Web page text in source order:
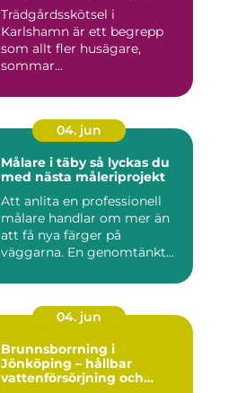
Trädgårdsskötsel i
Karlshamn är ett begrepp
som allt fler husägare,
sommar...
04. jun
Målare i täby så lyckas du
med nästa måleriprojekt
Att anlita en professionell
målare handlar om mer än
att få nya färger på
väggarna. En genomtänkt
04. jun
Brunnsborrning i
Jönköping – hållbar
vattenförsörjning och